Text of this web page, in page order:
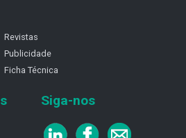
Revistas
Publicidade
Ficha Técnica
Siga-nos